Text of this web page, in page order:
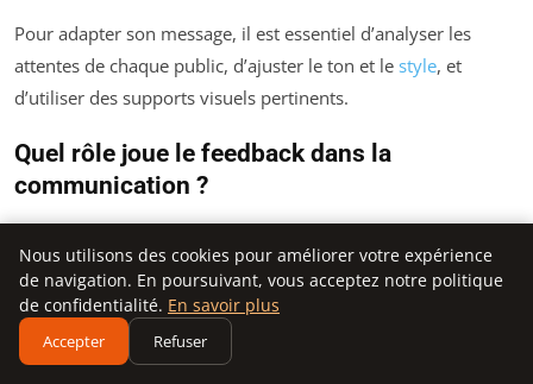
Pour adapter son message, il est essentiel d’analyser les
attentes de chaque public, d’ajuster le ton et le style, et
d’utiliser des supports visuels pertinents.
Quel rôle joue le feedback dans la
communication ?
permet d’ajuster ses messages en fonction des réactions du
public et d’apprendre de chaque interaction.
Nous utilisons des cookies pour améliorer votre expérience
de navigation. En poursuivant, vous acceptez notre politique
de confidentialité. En savoir plus
Accepter Refuser